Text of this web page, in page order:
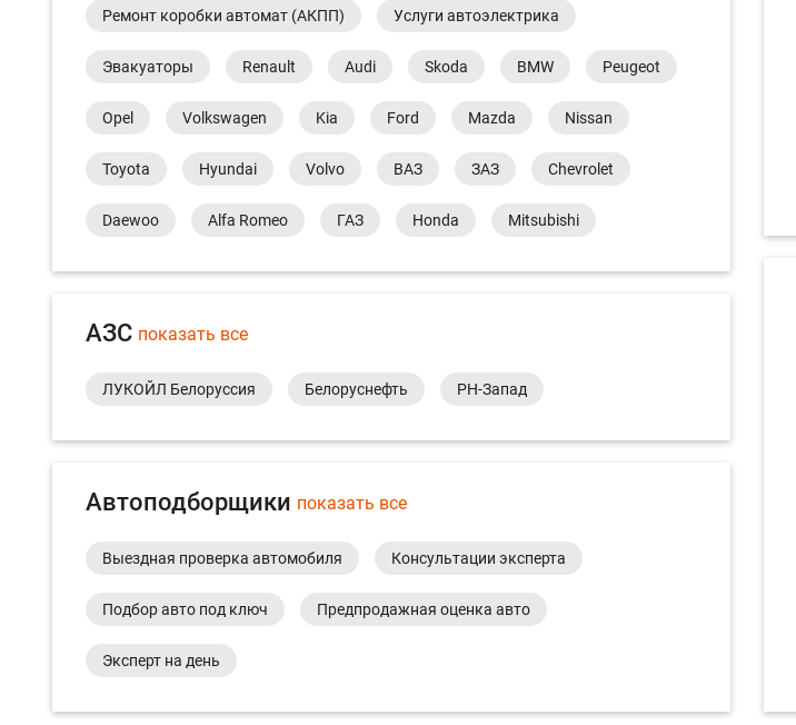
Ремонт коробки автомат (АКПП) Услуги автоэлектрика
Эвакуаторы Renault Audi Skoda BMW Peugeot
Opel Volkswagen Kia Ford Mazda Nissan
Toyota Hyundai Volvo ВАЗ ЗАЗ Chevrolet
Daewoo Alfa Romeo ГАЗ Honda Mitsubishi
АЗС показать все
ЛУКОЙЛ Белоруссия Белоруснефть РН-Запад
Автоподборщики показать все
Выездная проверка автомобиля Консультации эксперта
Подбор авто под ключ Предпродажная оценка авто
Эксперт на день